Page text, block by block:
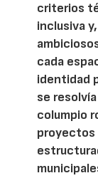
criterios
inclusiva
cada
identidad
se
columpio